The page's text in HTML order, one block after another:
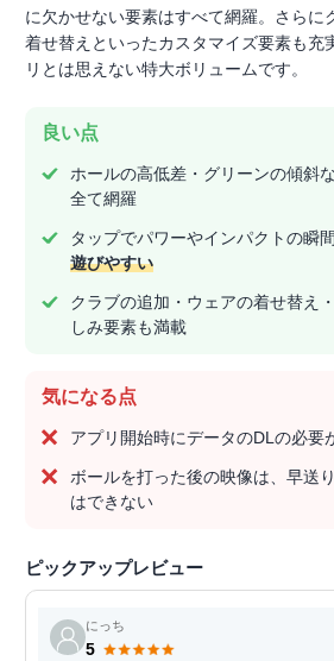
に欠かせない要素はすべて網羅。さらに
着せ替えといったカスタマイズ要素も充
リとは思えない特大ボリュームです。
良い点
ホールの高低差・グリーンの傾斜
全て網羅
タップでパワーやインパクトの瞬
遊びやすい
クラブの追加・ウェアの着せ替え
しみ要素も満載
気になる点
アプリ開始時にデータのDLの必要
ボールを打った後の映像は、早送
はできない
ピックアップレビュー
にっち
5